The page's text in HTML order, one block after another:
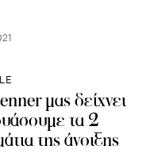
μας δείχνει
τα 2
της άνοιξης